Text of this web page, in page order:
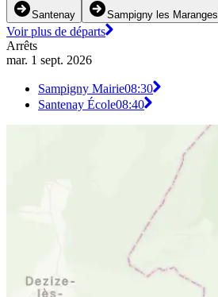
Santenay Sampigny les Maranges
Voir plus de départs
Arrêts
mar. 1 sept. 2026
Sampigny Mairie08:30
Santenay École08:40